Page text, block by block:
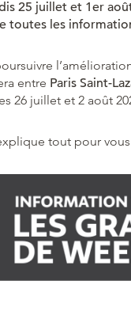
25 juillet et 1er
toutes les
entre Paris Saint-
26 juillet et 2 août
tout pour